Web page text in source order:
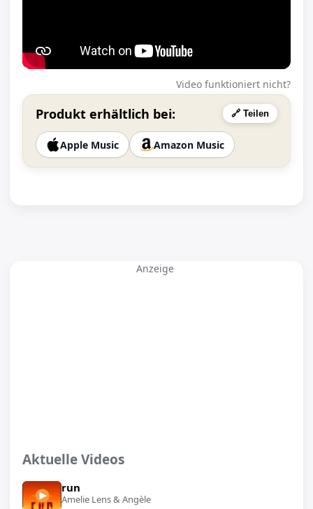
Video funktioniert nicht?
Produkt erhältlich bei: 🔗 Teilen
Apple Music Amazon Music
Anzeige
Aktuelle Videos
run
Amelie Lens & Angèle